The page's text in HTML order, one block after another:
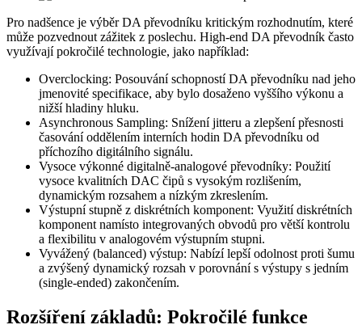
Pro nadšence je výběr DA převodníku kritickým rozhodnutím, které
může pozvednout zážitek z poslechu. High-end DA převodník často
využívají pokročilé technologie, jako například:
Overclocking: Posouvání schopností DA převodníku nad jeho
jmenovité specifikace, aby bylo dosaženo vyššího výkonu a
nižší hladiny hluku.
Asynchronous Sampling: Snížení jitteru a zlepšení přesnosti
časování oddělením interních hodin DA převodníku od
příchozího digitálního signálu.
Vysoce výkonné digitalně-analogové převodníky: Použití
vysoce kvalitních DAC čipů s vysokým rozlišením,
dynamickým rozsahem a nízkým zkreslením.
Výstupní stupně z diskrétních komponent: Využití diskrétních
komponent namísto integrovaných obvodů pro větší kontrolu
a flexibilitu v analogovém výstupním stupni.
Vyvážený (balanced) výstup: Nabízí lepší odolnost proti šumu
a zvýšený dynamický rozsah v porovnání s výstupy s jedním
(single-ended) zakončením.
Rozšíření základů: Pokročilé funkce